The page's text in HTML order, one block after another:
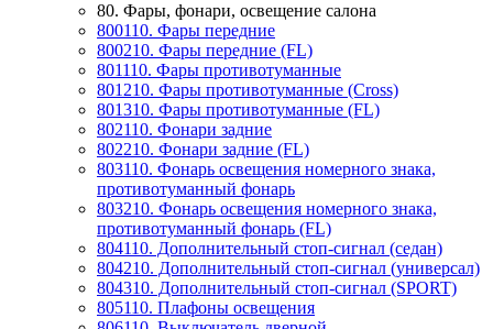
80. Фары, фонари, освещение салона
800110. Фары передние
800210. Фары передние (FL)
801110. Фары противотуманные
801210. Фары противотуманные (Cross)
801310. Фары противотуманные (FL)
802110. Фонари задние
802210. Фонари задние (FL)
803110. Фонарь освещения номерного знака,
противотуманный фонарь
803210. Фонарь освещения номерного знака,
противотуманный фонарь (FL)
804110. Дополнительный стоп-сигнал (седан)
804210. Дополнительный стоп-сигнал (универсал)
804310. Дополнительный стоп-сигнал (SPORT)
805110. Плафоны освещения